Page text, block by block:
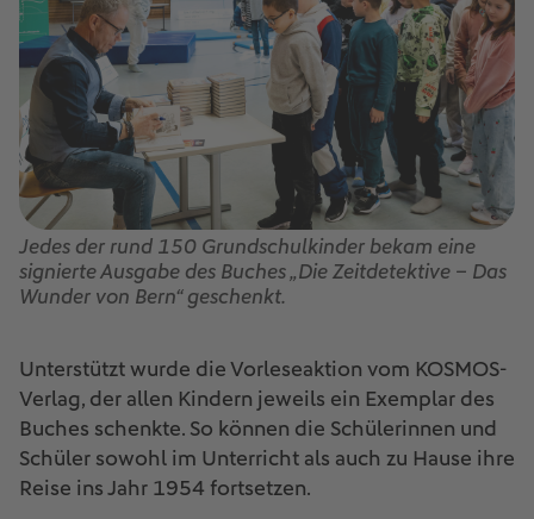
Jedes der rund 150 Grundschulkinder bekam eine
signierte Ausgabe des Buches „Die Zeitdetektive – Das
Wunder von Bern“ geschenkt.
Unterstützt wurde die Vorleseaktion vom KOSMOS-
Verlag, der allen Kindern jeweils ein Exemplar des
Buches schenkte. So können die Schülerinnen und
Schüler sowohl im Unterricht als auch zu Hause ihre
Reise ins Jahr 1954 fortsetzen.